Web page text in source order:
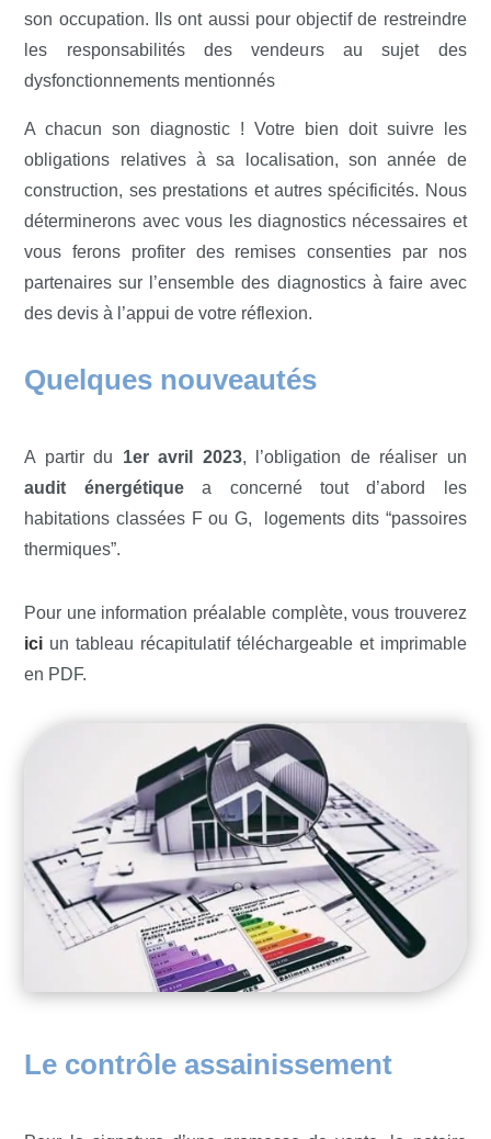
son occupation. Ils ont aussi pour objectif de restreindre
les responsabilités des vendeurs au sujet des
dysfonctionnements mentionnés
A chacun son diagnostic ! Votre bien doit suivre les
obligations relatives à sa localisation, son année de
construction, ses prestations et autres spécificités. Nous
déterminerons avec vous les diagnostics nécessaires et
vous ferons profiter des remises consenties par nos
partenaires sur l’ensemble des diagnostics à faire avec
des devis à l’appui de votre réflexion.
Quelques nouveautés
A partir du 1er avril 2023, l’obligation de réaliser un
audit énergétiquea concerné tout d’abord les
habitations classées F ou G, logements dits “passoires
thermiques”.
Pour une information préalable complète, vous trouverez
ici un tableau récapitulatif téléchargeable et imprimable
en PDF.
Le contrôle assainissement